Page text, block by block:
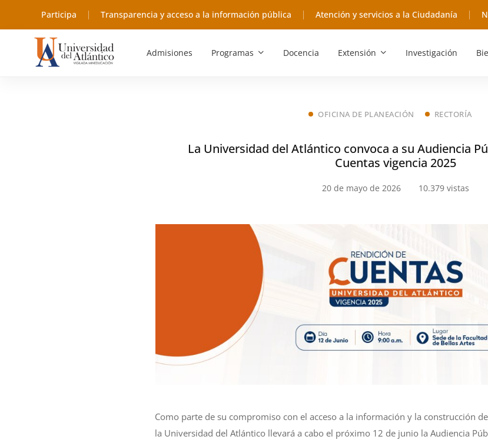
Participa Transparencia y acceso a la información pública Atención y servicios a la Ciudadanía
Admisiones Programas Docencia Extensión Investigación
OFICINA DE PLANEACIÓN RECTORÍA
La Universidad del Atlántico convoca a su Audiencia
Cuentas vigencia 2025
20 de mayo de 2026 10.379 vistas
Como parte de su compromiso con el acceso a la información y la construcción
la Universidad del Atlántico llevará a cabo el próximo 12 de junio la Audiencia